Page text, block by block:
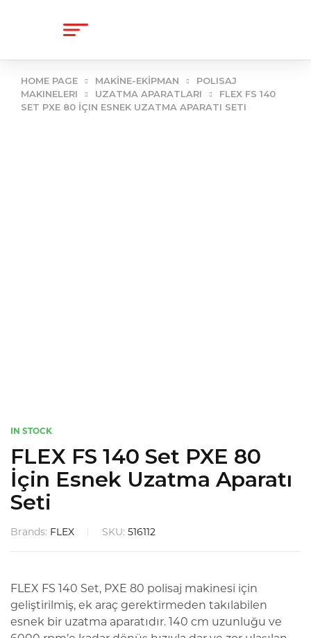
HOME PAGE MAKİNE-EKİPMAN
POLISAJ
MAKINELERI
UZATMA APARATLARI
FLEX FS 140
SET PXE 80 İÇIN ESNEK UZATMA APARATI SETI
IN STOCK
FLEX FS 140 Set PXE 80
İçin Esnek Uzatma Aparatı
Seti
Brands: FLEX SKU: 516112
FLEX FS 140 Set, PXE 80 polisaj makinesi için
geliştirilmiş, ek araç gerektirmeden takılabilen
esnek bir uzatma aparatıdır. 140 cm uzunluğu ve